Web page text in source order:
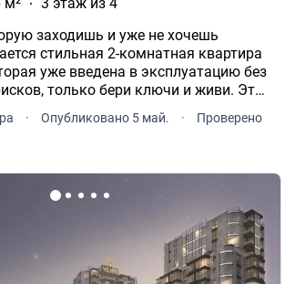
и уже не хочешь
уже введена в эксплуатацию без
только бери ключи и живи. Это
было комфортно каждый день.
· Опубликовано 5 май. ·
Проверено